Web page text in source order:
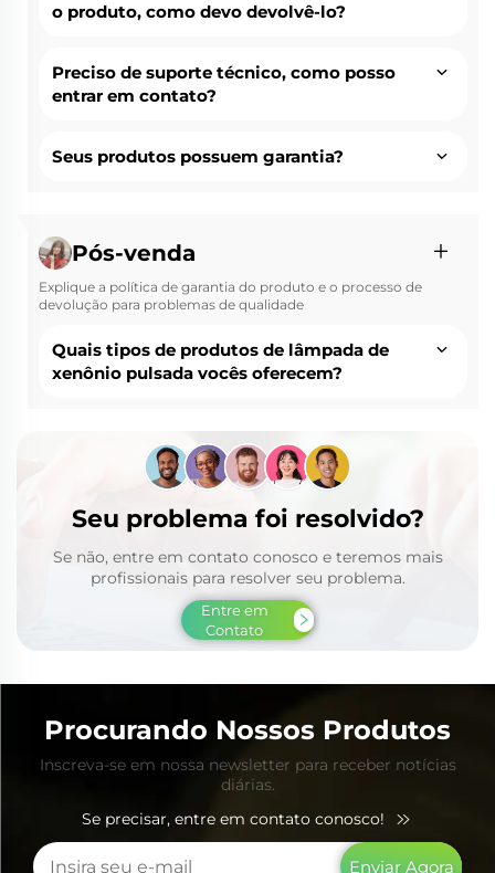
o produto, como devo devolvê-lo?
Preciso de suporte técnico, como posso
entrar em contato?
Seus produtos possuem garantia?
Pós-venda
Explique a política de garantia do produto e o processo de
devolução para problemas de qualidade
Quais tipos de produtos de lâmpada de
xenônio pulsada vocês oferecem?
Seu problema foi resolvido?
Se não, entre em contato conosco e teremos mais
profissionais para resolver seu problema.
Entre em
Contato
Procurando Nossos Produtos
Inscreva-se em nossa newsletter para receber notícias
diárias.
Se precisar, entre em contato conosco!
Enviar Agora